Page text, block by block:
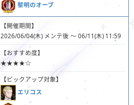
黎明のオーブ
【開催期間】
2026/06/04(木) メンテ後 ～ 06/11(木) 11:59
【おすすめ度】
★★★★☆
【ピックアップ対象】
エリコス